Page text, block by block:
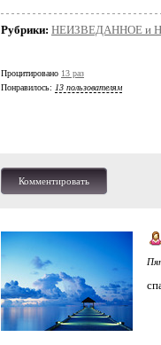
Рубрики: НЕИЗВЕДАННОЕ и
Процитировано 13 раз
Понравилось: 13 пользователям
Комментировать